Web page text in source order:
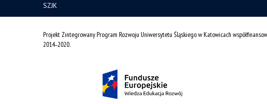
SZJK
Projekt Zintegrowany Program Rozwoju Uniwersytetu Śląskiego w Katowicach
2014˗2020.